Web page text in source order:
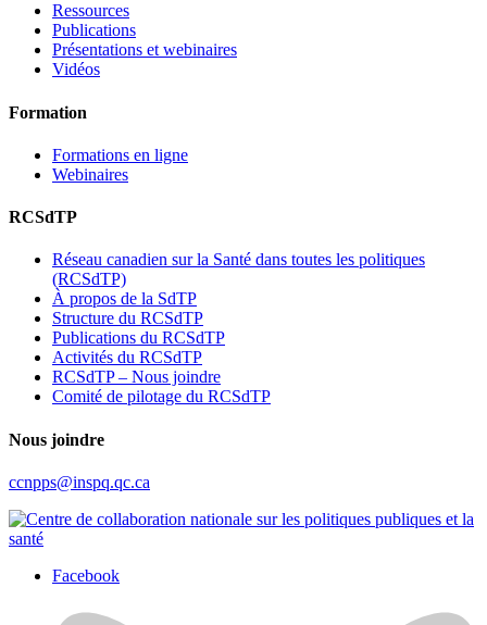
Ressources
Publications
Présentations et webinaires
Vidéos
Formation
Formations en ligne
Webinaires
RCSdTP
Réseau canadien sur la Santé dans toutes les politiques
(RCSdTP)
À propos de la SdTP
Structure du RCSdTP
Publications du RCSdTP
Activités du RCSdTP
RCSdTP – Nous joindre
Comité de pilotage du RCSdTP
Nous joindre
ccnpps@inspq.qc.ca
Facebook